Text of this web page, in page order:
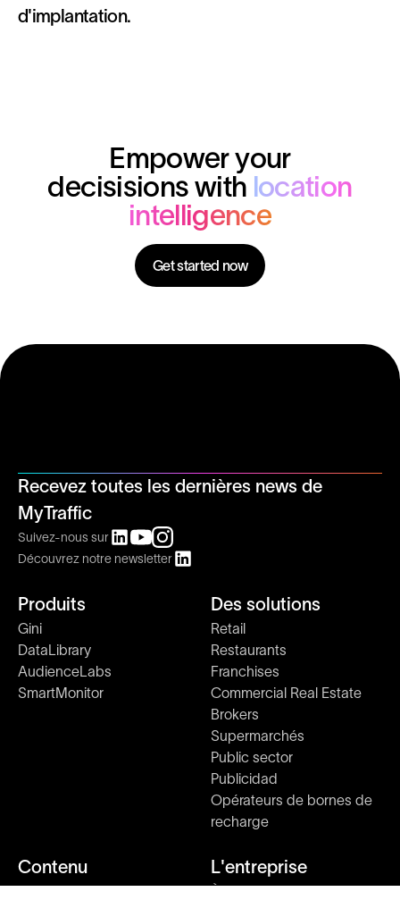
d'implantation.
Empower your
decisisions with location
intelligence
Get started now
Recevez toutes les dernières news de
MyTraffic
Suivez-nous sur
Découvrez notre newsletter
Produits
Gini
DataLibrary
AudienceLabs
SmartMonitor
Des solutions
Retail
Restaurants
Franchises
Commercial Real Estate
Brokers
Supermarchés
Public sector
Publicidad
Opérateurs de bornes de
recharge
Contenu
Etudes de marché
L'entreprise
À propos de nous